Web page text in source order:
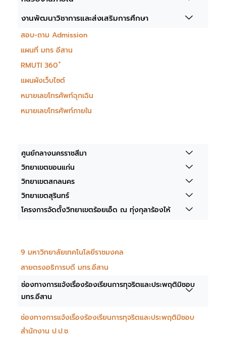
งานพัฒนาวิชาการและส่งเสริมการศึกษา
สอบ-ถาม Admission
แผนที่ มทร อีสาน
RMUTI 360 ํ
แผนผังเว็บไซต์
หมายเลขโทรศัพท์ฉุกเฉิน
หมายเลขโทรศัพท์ภายใน
ศูนย์กลางนครราชสีมา
วิทยาเขตขอนแก่น
วิทยาเขตสกลนคร
วิทยาเขตสุรินทร์
โครงการจัดตั้งวิทยาเขตร้อยเอ็ด ณ ทุ่งกุลาร้องไห้
9 มหาวิทยาลัยเทคโนโลยีราชมงคล
สายตรงอธิการบดี มทร.อีสาน
ช่องทางการแจ้งเรื่องร้องเรียนการทุจริตและประพฤติมิชอบ
มทร.อีสาน
ช่องทางการแจ้งเรื่องร้องเรียนการทุจริตและประพฤติมิชอบ
สำนักงาน ป.ป.ช.